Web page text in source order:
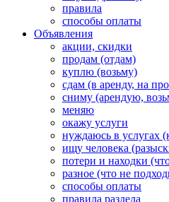
правила
способы оплаты
Объявления
акции, скидки
продам (отдам)
куплю (возьму)
сдам (в аренду, на
сниму (арендую,
меняю
окажу услуги
нуждаюсь в услугах
ищу человека
потери и находки
разное (что не
способы оплаты
правила раздела